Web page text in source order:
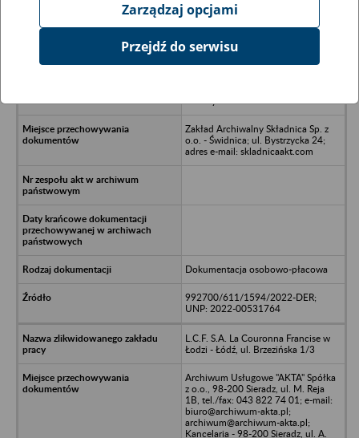
Ukryj wszystkie pozycje bazy
Rolnicza Spółdzielnia Produkcyjna
Zakład Archiwalny Składnica Sp. z
o.o. - Świdnica; ul. Bystrzycka 24;
adres e-mail: skladnicaakt.com
Dokumentacja osobowo-płacowa
992700/611/1594/2022-DER;
UNP: 2022-00531764
L.C.F. S.A. La Couronna Francise w
Łodzi - Łódź, ul. Brzezińska 1/3
Archiwum Usługowe "AKTA" Spółka
z o.o., 98-200 Sieradz, ul. M. Reja
1B, tel./fax: 043 822 74 01; e-mail:
biuro@archiwum-akta.pl;
archiwum@archiwum-akta.pl;
Kancelaria - 98-200 Sieradz, ul. A.
Zarządzaj opcjami
Przejdź do serwisu